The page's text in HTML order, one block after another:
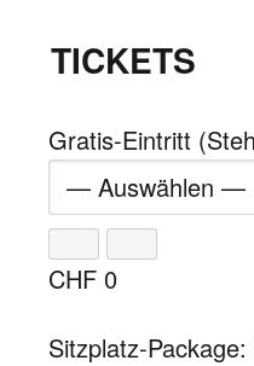
TICKETS
Gratis-Eintritt
CHF 0
Sitzplatz-